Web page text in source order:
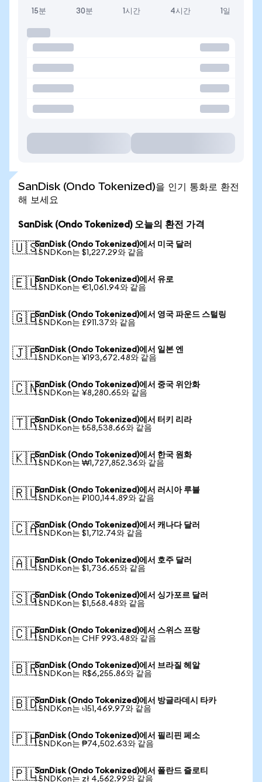
15분 30분 1시간 4시간 1일
SanDisk (Ondo Tokenized)을 인기 통화로 환전
해 보세요
SanDisk (Ondo Tokenized) 오늘의 환전 가격
🇺🇸SanDisk (Ondo Tokenized)에서 미국 달러
1 SNDKon는 $1,227.29와 같음
🇪🇺SanDisk (Ondo Tokenized)에서 유로
1 SNDKon는 €1,061.94와 같음
🇬🇧SanDisk (Ondo Tokenized)에서 영국 파운드 스털링
1 SNDKon는 £911.37와 같음
🇯🇵SanDisk (Ondo Tokenized)에서 일본 엔
1 SNDKon는 ¥193,672.48와 같음
🇨🇳SanDisk (Ondo Tokenized)에서 중국 위안화
1 SNDKon는 ¥8,280.65와 같음
🇹🇷SanDisk (Ondo Tokenized)에서 터키 리라
1 SNDKon는 ₺58,538.66와 같음
🇰🇷SanDisk (Ondo Tokenized)에서 한국 원화
1 SNDKon는 ₩1,727,852.36와 같음
🇷🇺SanDisk (Ondo Tokenized)에서 러시아 루블
1 SNDKon는 ₽100,144.89와 같음
🇨🇦SanDisk (Ondo Tokenized)에서 캐나다 달러
1 SNDKon는 $1,712.74와 같음
🇦🇺SanDisk (Ondo Tokenized)에서 호주 달러
1 SNDKon는 $1,736.65와 같음
🇸🇬SanDisk (Ondo Tokenized)에서 싱가포르 달러
1 SNDKon는 $1,568.48와 같음
🇨🇭SanDisk (Ondo Tokenized)에서 스위스 프랑
1 SNDKon는 CHF 993.48와 같음
🇧🇷SanDisk (Ondo Tokenized)에서 브라질 헤알
1 SNDKon는 R$6,255.86와 같음
🇧🇩SanDisk (Ondo Tokenized)에서 방글라데시 타카
1 SNDKon는 ৳151,469.97와 같음
🇵🇭SanDisk (Ondo Tokenized)에서 필리핀 페소
1 SNDKon는 ₱74,502.63와 같음
🇵🇱SanDisk (Ondo Tokenized)에서 폴란드 즐로티
1 SNDKon는 zł 4,562.99와 같음